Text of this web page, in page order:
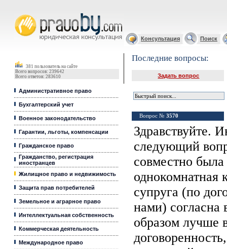
Консультация Поиск
381 пользователь на сайте
Всего вопросов: 239642
Всего ответов: 283610
Административное право
Бухгалтерский учет
Военное законодательство
Гарантии, льготы, компенсации
Гражданское право
Гражданство, регистрация
иностранцев
Жилищное право и недвижимость
Защита прав потребителей
Земельное и аграрное право
Интеллектуальная собственность
Коммерческая деятельность
Международное право
Последние вопросы:
Задать вопрос
Вопрос № 3570
Здравствуйте.
следующий
совместно
однокомнатная
супруга (по
нами) согласна
образом лучше